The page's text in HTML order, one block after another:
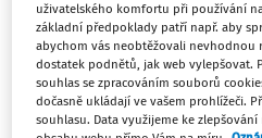
Daň z přidané hodnoty (dále
daní ze spotřeby postihující
a služeb. Aby správci daně
u každého obchodu, byli
uživatelského komfortu při používání
základní předpoklady patří např. aby
abychom vás neobtěžovali nevhodnou
dostatek podnětů, jak web vylepšovat.
souhlas se zpracováním souborů
dočasně ukládají ve vašem prohlížeči.
souhlasu. Data využijeme ke